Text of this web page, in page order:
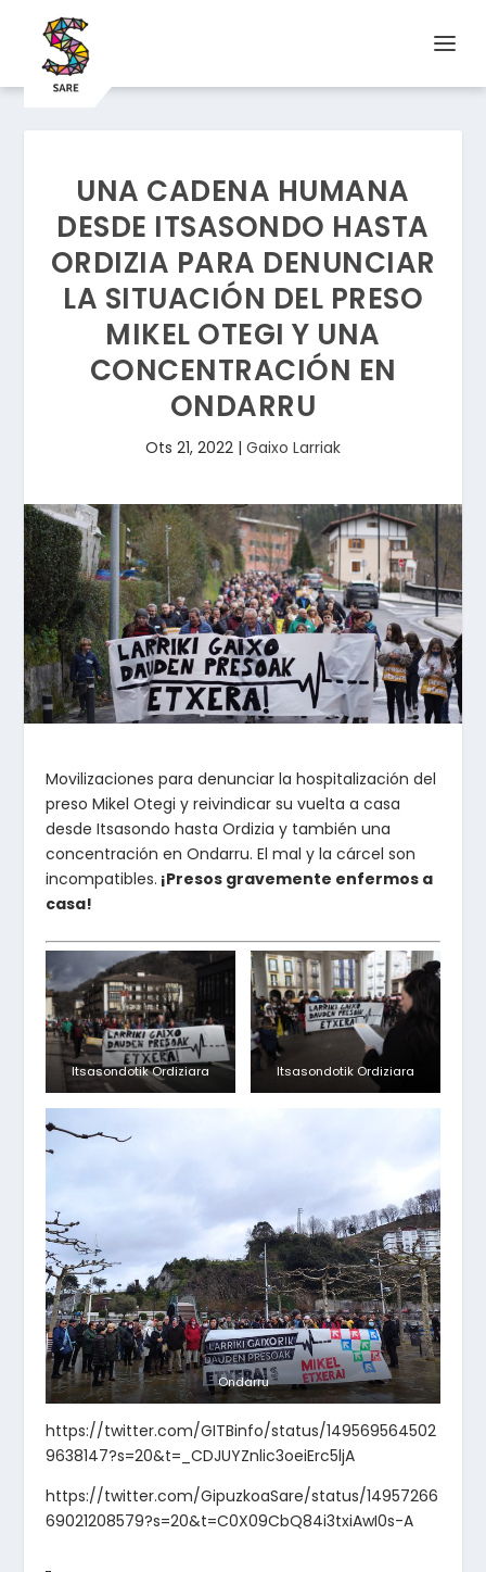
UNA CADENA HUMANA
DESDE ITSASONDO HASTA
ORDIZIA PARA DENUNCIAR
LA SITUACIÓN DEL PRESO
MIKEL OTEGI Y UNA
CONCENTRACIÓN EN
ONDARRU
Ots 21, 2022 | Gaixo Larriak
Movilizaciones para denunciar la hospitalización del
preso Mikel Otegi y reivindicar su vuelta a casa
desde Itsasondo hasta Ordizia y también una
concentración en Ondarru. El mal y la cárcel son
incompatibles. ¡Presos gravemente enfermos a
casa!
Itsasondotik Ordiziara Itsasondotik Ordiziara
Ondarru
https://twitter.com/GITBinfo/status/149569564502
9638147?s=20&t=_CDJUYZnlic3oeiErc5ljA
https://twitter.com/GipuzkoaSare/status/14957266
69021208579?s=20&t=C0X09CbQ84i3txiAwI0s-A